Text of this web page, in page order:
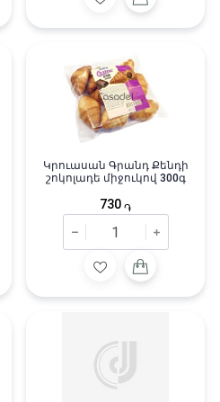
Կրուասան Գրանդ Քենդի
շոկոլադե միջուկով 300գ
730 ֏